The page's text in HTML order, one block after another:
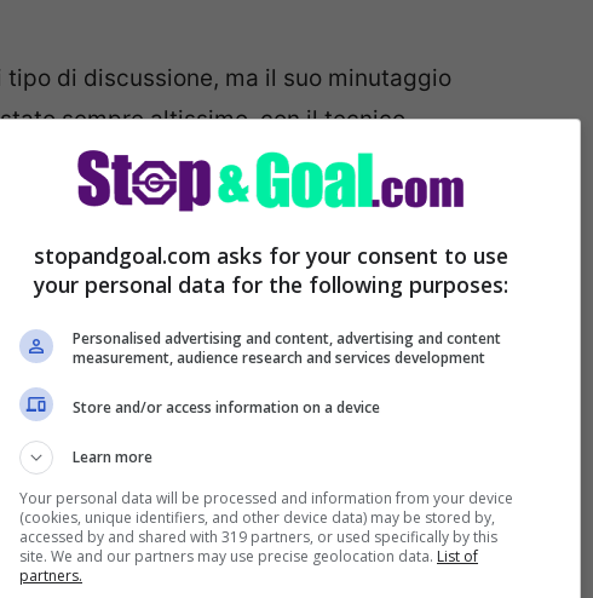
di discussione, ma il suo minutaggio
sempre altissimo, con il tecnico
giocare senza un centravanti. Jesus
internazionale, magari trovando una
Juve alla finestra e molto
e non solo:CLICCA QUI
inglese per
stopandgoal.com asks for your consent to use
your personal data for the following purposes:
Personalised advertising and content, advertising and content
measurement, audience research and services development
Store and/or access information on a device
Learn more
Your personal data will be processed and information from your device
(cookies, unique identifiers, and other device data) may be stored by,
accessed by and shared with 319 partners, or used specifically by this
site. We and our partners may use precise geolocation data. List of
partners.